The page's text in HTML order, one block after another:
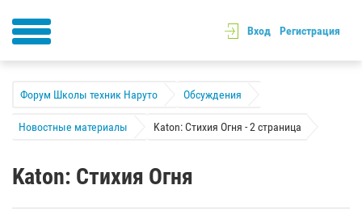
Вход Регистрация
Форум Школы техник Наруто Обсуждения
Новостные материалы Katon: Стихия Огня - 2 страница
Katon: Стихия Огня